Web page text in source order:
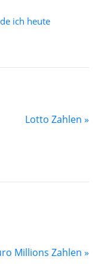
ich heute
Lotto Zahlen »
Millions Zahlen »